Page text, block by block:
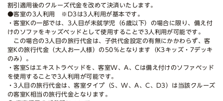
割引適用後のクルーズ代金を改めて決済いたします。
●客室の3人利用 ※D3は3人利用が基本です。
・客室Kの一部では、3人目が未就学児（6歳以下）の場合に限り、備え付
けのソファをキッズベッドとして使用することで3人利用が可能です。
この場合の3人目の旅行代金は、子供代金設定の有無にかかわらず、客
室Kの旅行代金（大人お一人様）の50％となります（K3キッズ・7デッキ
のみ）。
・客室Sはエキストラベッドを、客室W、A、Cは備え付けのソファベッド
を使用することで3人利用が可能です。
・3人目の旅行代金は、客室タイプ（S、W、A、C、D3）は当該クルーズ
の客室K相当の旅行代金となります。